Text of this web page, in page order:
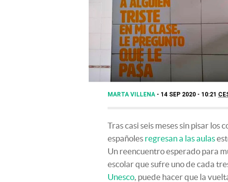
MARTA VILLENA 14 SEP 2020 - 10:21
Tras casi seis meses sin pisar los
españoles regresan a las aulas
Un reencuentro esperado para
escolar que sufre uno de cada
Unesco, puede hacer que la